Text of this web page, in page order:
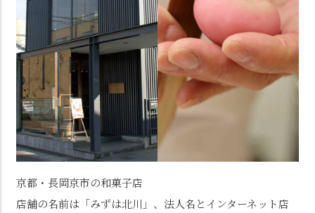
京都・長岡京市の和菓子店
店舗の名前は「みずは北川」、法人名とインターネット店